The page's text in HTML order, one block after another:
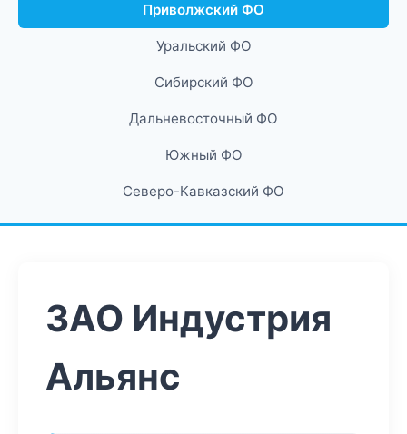
Приволжский ФО
Уральский ФО
Сибирский ФО
Дальневосточный ФО
Южный ФО
Северо-Кавказский ФО
ЗАО Индустрия
Альянс